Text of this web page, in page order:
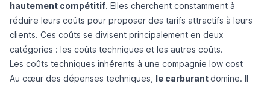
hautement compétitif. Elles cherchent constamment à
réduire leurs coûts pour proposer des tarifs attractifs à leurs
clients. Ces coûts se divisent principalement en deux
catégories : les coûts techniques et les autres coûts.
Les coûts techniques inhérents à une compagnie low cost
Au cœur des dépenses techniques, le carburantdomine. Il